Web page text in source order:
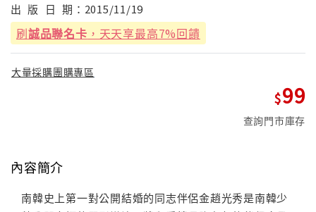
出 版 日 期： 2015/11/19
刷誠品聯名卡 ，天天享最高7%回饋
大量採購團購專區
99
查詢門市庫存
內容簡介
南韓史上第一對公開結婚的同志伴侶金趙光秀是南韓少